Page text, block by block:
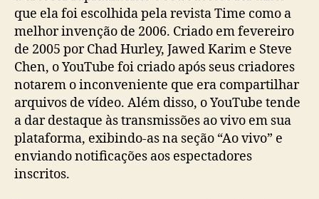
que ela foi escolhida pela revista Time como a
melhor invenção de 2006. Criado em fevereiro
de 2005 por Chad Hurley, Jawed Karim e Steve
Chen, o YouTube foi criado após seus criadores
notarem o inconveniente que era compartilhar
arquivos de vídeo. Além disso, o YouTube tende
a dar destaque às transmissões ao vivo em sua
plataforma, exibindo-as na seção “Ao vivo” e
enviando notificações aos espectadores
inscritos.